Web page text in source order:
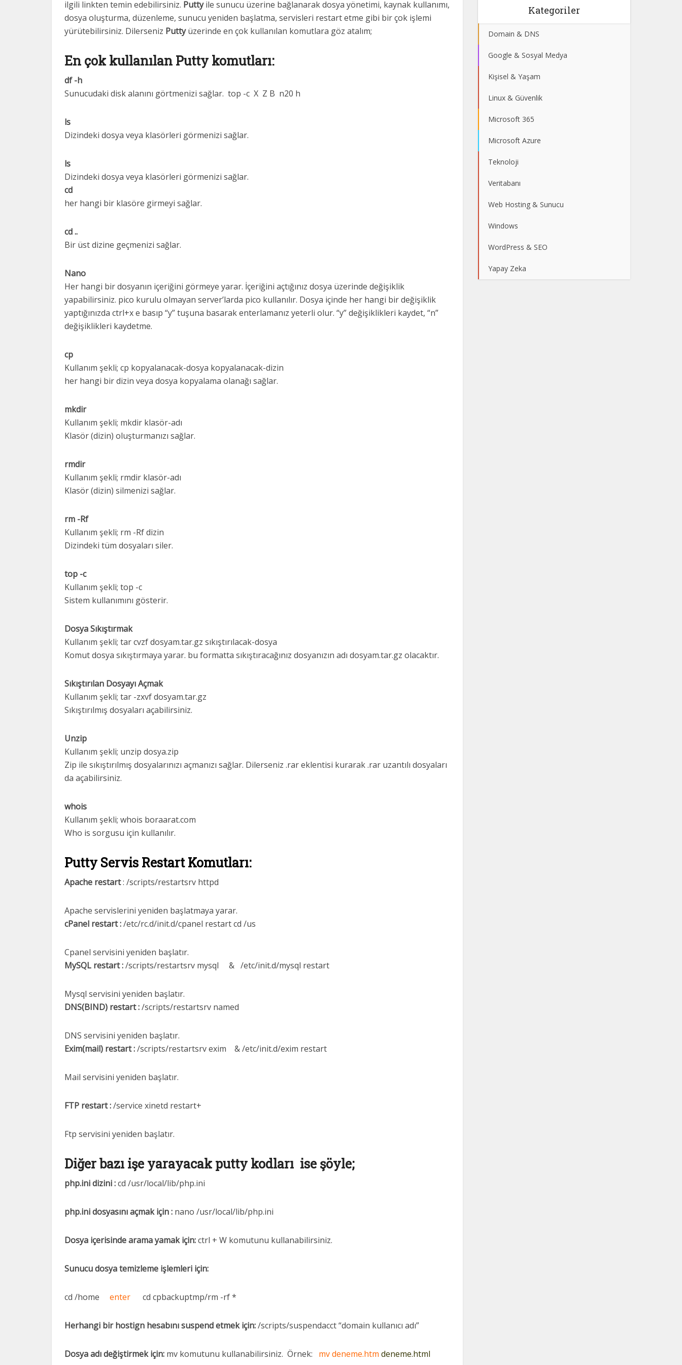
ilgili linkten temin edebilirsiniz. Puttyile sunucu üzerine bağlanarak dosya yönetimi, kaynak kullanımı,
dosya oluşturma, düzenleme, sunucu yeniden başlatma, servisleri restart etme gibi bir çok işlemi
yürütebilirsiniz. Dilerseniz Puttyüzerinde en çok kullanılan komutlara göz atalım;
En çok kullanılan Putty komutları:
df -h
Sunucudaki disk alanını görtmenizi sağlar. top -c X Z B n20 h
ls
Dizindeki dosya veya klasörleri görmenizi sağlar.
ls
Dizindeki dosya veya klasörleri görmenizi sağlar.
cd
her hangi bir klasöre girmeyi sağlar.
cd ..
Bir üst dizine geçmenizi sağlar.
Nano
Her hangi bir dosyanın içeriğini görmeye yarar. İçeriğini açtığınız dosya üzerinde değişiklik
yapabilirsiniz. pico kurulu olmayan server’larda pico kullanılır. Dosya içinde her hangi bir değişiklik
yaptığınızda ctrl+x e basıp “y” tuşuna basarak enterlamanız yeterli olur. “y” değişiklikleri kaydet, “n”
değişiklikleri kaydetme.
cp
Kullanım şekli; cp kopyalanacak-dosya kopyalanacak-dizin
her hangi bir dizin veya dosya kopyalama olanağı sağlar.
mkdir
Kullanım şekli; mkdir klasör-adı
Klasör (dizin) oluşturmanızı sağlar.
rmdir
Kullanım şekli; rmdir klasör-adı
Klasör (dizin) silmenizi sağlar.
rm -Rf
Kullanım şekli; rm -Rf dizin
Dizindeki tüm dosyaları siler.
top -c
Kullanım şekli; top -c
Sistem kullanımını gösterir.
Dosya Sıkıştırmak
Kullanım şekli; tar cvzf dosyam.tar.gz sıkıştırılacak-dosya
Komut dosya sıkıştırmaya yarar. bu formatta sıkıştıracağınız dosyanızın adı dosyam.tar.gz olacaktır.
Sıkıştırılan Dosyayı Açmak
Kullanım şekli; tar -zxvf dosyam.tar.gz
Sıkıştırılmış dosyaları açabilirsiniz.
Unzip
Kullanım şekli; unzip dosya.zip
Zip ile sıkıştırılmış dosyalarınızı açmanızı sağlar. Dilerseniz .rar eklentisi kurarak .rar uzantılı dosyaları
da açabilirsiniz.
whois
Kullanım şekli; whois boraarat.com
Who is sorgusu için kullanılır.
Putty Servis Restart Komutları:
Apache restart: /scripts/restartsrv httpd
Apache servislerini yeniden başlatmaya yarar.
cPanel restart :/etc/rc.d/init.d/cpanel restart cd /us
Cpanel servisini yeniden başlatır.
MySQL restart :/scripts/restartsrv mysql & /etc/init.d/mysql restart
Mysql servisini yeniden başlatır.
DNS(BIND) restart :/scripts/restartsrv named
DNS servisini yeniden başlatır.
Exim(mail) restart :/scripts/restartsrv exim & /etc/init.d/exim restart
Mail servisini yeniden başlatır.
FTP restart :/service xinetd restart+
Ftp servisini yeniden başlatır.
Diğer bazı işe yarayacak putty kodları ise şöyle;
php.ini dizini :cd /usr/local/lib/php.ini
php.ini dosyasını açmak için : nano /usr/local/lib/php.ini
Dosya içerisinde arama yamak için:ctrl + W komutunu kullanabilirsiniz.
Sunucu dosya temizleme işlemleri için:
cd /home enter cd cpbackuptmp/rm -rf *
Herhangi bir hostign hesabını suspend etmek için:/scripts/suspendacct “domain kullanıcı adı”
Dosya adı değiştirmek için: mv komutunu kullanabilirsiniz. Örnek: mv deneme.htm deneme.html
Kategoriler
Domain & DNS
Google & Sosyal Medya
Kişisel & Yaşam
Linux & Güvenlik
Microsoft 365
Microsoft Azure
Teknoloji
Veritabanı
Web Hosting & Sunucu
Windows
WordPress & SEO
Yapay Zeka